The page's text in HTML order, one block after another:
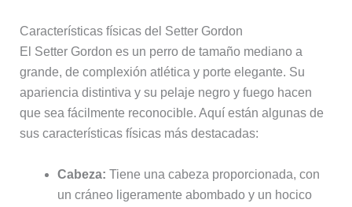
Características físicas del Setter Gordon
El Setter Gordon es un perro de tamaño mediano a
grande, de complexión atlética y porte elegante. Su
apariencia distintiva y su pelaje negro y fuego hacen
que sea fácilmente reconocible. Aquí están algunas de
sus características físicas más destacadas:
Cabeza: Tiene una cabeza proporcionada, con
un cráneo ligeramente abombado y un hocico